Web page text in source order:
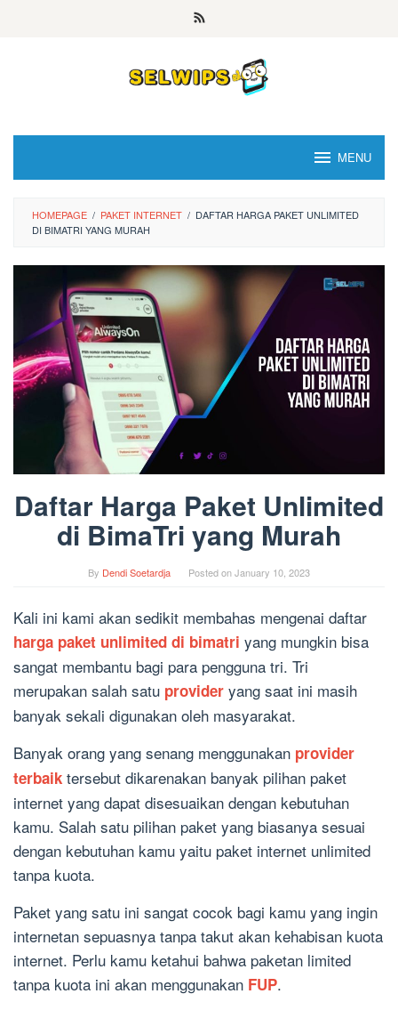
MENU
HOMEPAGE / PAKET INTERNET / DAFTAR HARGA PAKET UNLIMITED
DI BIMATRI YANG MURAH
Daftar Harga Paket Unlimited
di BimaTri yang Murah
By Dendi Soetardja Posted onJanuary 10, 2023
Kali ini kami akan sedikit membahas mengenai daftar
harga paket unlimited di bimatri yang mungkin bisa
sangat membantu bagi para pengguna tri. Tri
merupakan salah satu provider yang saat ini masih
banyak sekali digunakan oleh masyarakat.
Banyak orang yang senang menggunakan provider
terbaik tersebut dikarenakan banyak pilihan paket
internet yang dapat disesuaikan dengan kebutuhan
kamu. Salah satu pilihan paket yang biasanya sesuai
dengan kebutuhan kamu yaitu paket internet unlimited
tanpa kuota.
Paket yang satu ini sangat cocok bagi kamu yang ingin
internetan sepuasnya tanpa takut akan kehabisan kuota
internet. Perlu kamu ketahui bahwa paketan limited
tanpa kuota ini akan menggunakan FUP.